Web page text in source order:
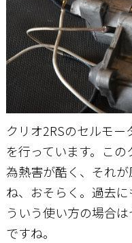
クリオ2RSのセルモ
を行っています。こ
為熱害が酷く、それ
ね、おそらく。過去
ういう使い方の場合
ですね。